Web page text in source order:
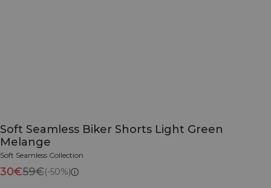
Soft Seamless Biker Shorts Light Green
Melange
Soft Seamless Collection
30€59€(-50%)